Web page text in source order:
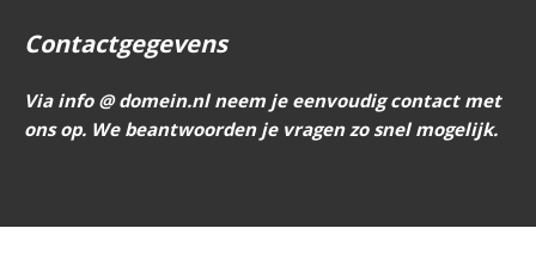
Contactgegevens
Via info @ domein.nl neem je eenvoudig contact met
ons op. We beantwoorden je vragen zo snel mogelijk.